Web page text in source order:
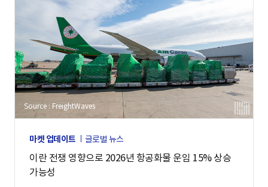
Source : FreightWaves
마켓 업데이트 글로벌 뉴스
이란 전쟁 영향으로 2026년 항공화물 운임 15% 상승
가능성